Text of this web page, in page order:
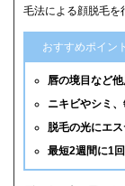
毛法による顔脱毛を
おすすめポイント
唇の境目など
ニキビやシミ
脱毛の光にエ
最短2週間に1